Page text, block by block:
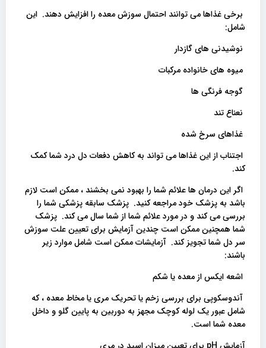
برخی غذاها می توانند احتمال سوزش معده را افزایش دهند. این
شامل:
نوشیدنی های گازدار
میوه های خانواده مرکبات
گوجه فرنگی ها
نعناع تند
غذاهای سرخ شده
اجتناب از این غذاها می تواند به کاهش دفعات دل درد شما کمک
کند.
اگر این درمان ها علائم شما را بهبود نمی بخشند ، ممکن است لازم
باشد به پزشک خود مراجعه کنید. پزشک سابقه پزشکی شما را
بررسی می کند و در مورد علائم شما از شما سال می کند. پزشک
شما همچنین ممکن است چندین آزمایش برای تعیین علت سوزش
سر دل شما تجویز کند. آزمایشات ممکن است شامل موارد زیر
باشند:
اشعه ایکس از معده یا شکم
آندوسکوپی برای بررسی زخم یا تحریک مری یا مخاط معده ، که
شامل عبور یک لوله کوچک مجهز به دوربین به پایین گلو و داخل
معده شما است.
آزمایش pH برای تعیین میزان اسید در مری